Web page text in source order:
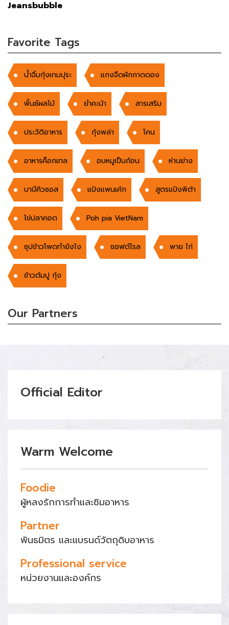
Jeansbubble
Favorite Tags
น้ำจิ้มกุ้งเทมปุระ แกงจืดผักกาดดอง
พั้นซ์ผลไม้ ยำคะน้า สารเสริม
ประวัติอาหาร กุ้งพล่า โคน
อาหารค็อกเทล อบหมูเป็นก้อน ห่านย่าง
บาบีคิวซอส แป้งแพนเค้ก สูตรแป้งพิต้า
ไข่ปลาคอต Poh pia VietNam
ซุปข้าวโพดทำยังไง ซอฟต์โรล พาย ไก่
ข้าวต้มปู กุ้ง
Our Partners
Official Editor
Warm Welcome
Foodie
ผู้หลงรักการทำและชิมอาหาร
Partner
พันธมิตร และแบรนด์วัตถุดิบอาหาร
Professional service
หน่วยงานและองค์กร